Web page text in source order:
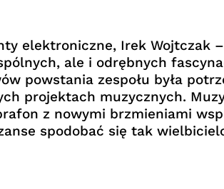
elektroniczne, Irek Wojtczak
ale i odrębnych
powstania zespołu była
projektach muzycznych.
z nowymi brzmieniami
spodobać się tak